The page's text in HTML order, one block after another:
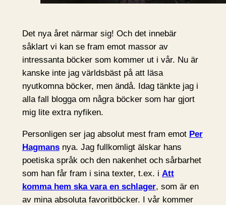
Det nya året närmar sig! Och det innebär
såklart vi kan se fram emot massor av
intressanta böcker som kommer ut i vår. Nu är
kanske inte jag världsbäst på att läsa
nyutkomna böcker, men ändå. Idag tänkte jag i
alla fall blogga om några böcker som har gjort
mig lite extra nyfiken.
Personligen ser jag absolut mest fram emot Per
Hagmansnya. Jag fullkomligt älskar hans
poetiska språk och den nakenhet och sårbarhet
som han får fram i sina texter, t.ex. i Att
komma hem ska vara en schlager, som är en
av mina absoluta favoritböcker. I vår kommer